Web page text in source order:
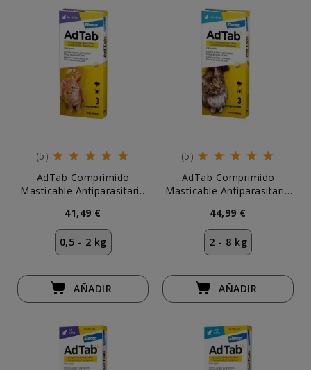
(5)
AdTab Comprimido
Masticable Antiparasitario
41,49 €
0,5 - 2 kg
AÑADIR
(5)
AdTab Comprimido
Masticable Antiparasitario
44,99 €
2 - 8 kg
AÑADIR